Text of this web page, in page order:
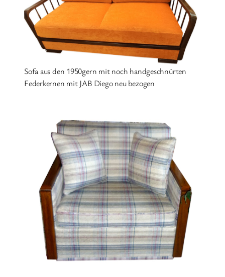
Sofa aus den 1950gern mit noch handgeschnürten
Federkernen mit JAB Diego neu bezogen